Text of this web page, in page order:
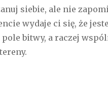
siebie, ale nie
wydaje ci się, że
bitwy, a raczej